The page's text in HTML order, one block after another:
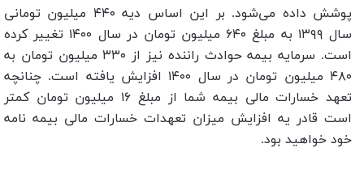
پوشش داده می‌شود. بر این اساس دیه ۴۴۰ میلیون تومانی
سال ۱۳۹۹ به مبلغ ۶۴۰ میلیون تومان در سال ۱۴۰۰ تغییر کرده
است‌. سرمایه بیمه حوادث راننده نیز از ۳۳۰ میلیون تومان به
۴۸۰ میلیون تومان در سال ۱۴۰۰ افزایش یافته است. چنانچه
تعهد خسارات مالی بیمه شما از مبلغ ۱۶ میلیون تومان کمتر
است قادر یه افزایش میزان تعهدات خسارات مالی بیمه نامه
خود خواهید بود.